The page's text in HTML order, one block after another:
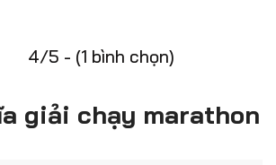
4/5 - (1 bình chọn)
giải chạy marathon